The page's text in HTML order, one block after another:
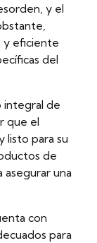
y el
y eficiente
del
integral de
que el
listo para su
de
asegurar una
con
para